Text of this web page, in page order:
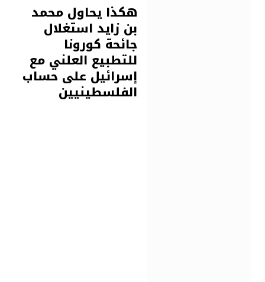
هكذا يحاول محمد
بن زايد استغلال
جائحة كورونا
للتطبيع العلني مع
إسرائيل على حساب
الفلسطينيين